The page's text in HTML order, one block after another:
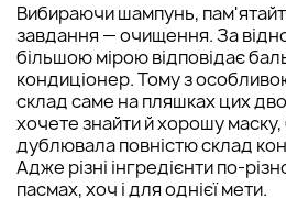
Вибираючи шампунь,
завдання — очищення. За
більшою мірою відповідає
кондиціонер. Тому з
склад саме на пляшках цих
хочете знайти й хорошу
дублювала повністю склад
Адже різні інгредієнти по-
пасмах, хоч і для однієї мети.